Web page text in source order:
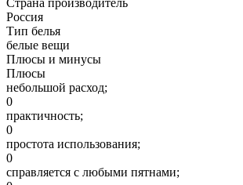
Россия
Тип белья
белые вещи
Плюсы и минусы
Плюсы
небольшой расход;
0
практичность;
0
простота использования;
0
справляется с любыми пятнами;